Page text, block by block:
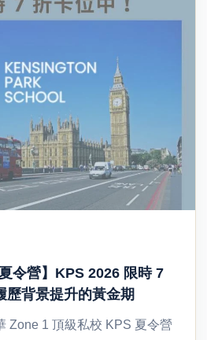
令營】KPS 2026 限時 7
歷背景提升的黃金期
Zone 1 頂級私校 KPS 夏令營